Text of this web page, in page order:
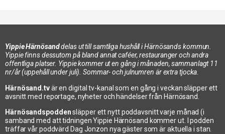
Yippie Härnösanddelas ut till samtliga hushåll i Härnösands kommun.
Yippie finns dessutom på bland annat caféer, restauranger och andra
offentliga platser. Yippie kommer ut en gång i månaden, sammanlagt 11
nr/år (uppehåll under juli). Sommar- och julnumren är extra tjocka.
Härnösand.tvär en digital tv-kanal som en gång i veckan släpper ett
avsnitt med reportage, nyheter och händelser från Härnösand.
Härnösandspoddensläpper ett nytt poddavsnitt varje månad (i
samband med att tidningen Yippie Härnösand kommer ut. I podden
träffar vår poddvärd Dag Jonzon nya gäster som är aktuella i stan.